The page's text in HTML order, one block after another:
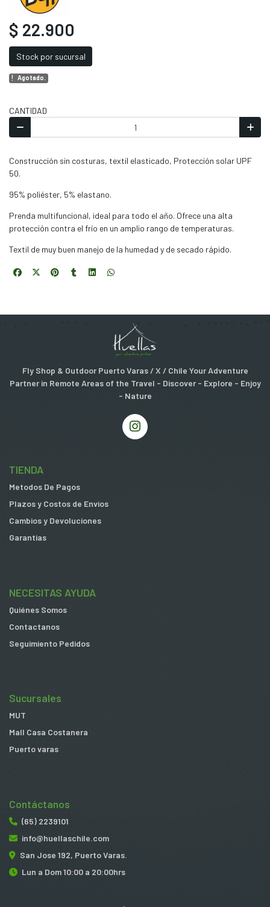
$ 22.900
Stock por sucursal
Agotado.
CANTIDAD
Construcción sin costuras, textil elasticado, Protección solar UPF
50.
95% poliéster, 5% elastano.
Prenda multifuncional, ideal para todo el año. Ofrece una alta
protección contra el frío en un amplio rango de temperaturas.
Textil de muy buen manejo de la humedad y de secado rápido.
Fly Shop & Outdoor Puerto Varas / X / Chile Your Adventure
Partner in Remote Areas of the Travel - Discover - Explore - Enjoy
- Nature
TIENDA
Metodos De Pagos
Plazos y Costos de Envios
Cambios y Devoluciones
Garantias
NECESITAS AYUDA
Quiénes Somos
Contactanos
Seguimiento Pedidos
Sucursales
MUT
Mall Casa Costanera
Puerto varas
Contáctanos
(65) 2239101
info@huellaschile.com
San Jose 192, Puerto Varas.
Lun a Dom 10:00 a 20:00hrs